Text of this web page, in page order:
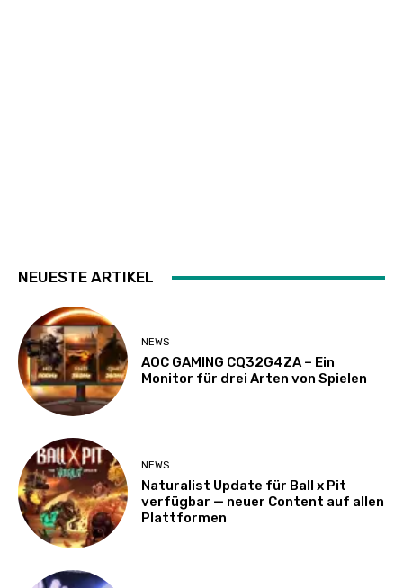
NEUESTE ARTIKEL
NEWS
AOC GAMING CQ32G4ZA – Ein
Monitor für drei Arten von Spielen
NEWS
Naturalist Update für Ball x Pit
verfügbar — neuer Content auf allen
Plattformen